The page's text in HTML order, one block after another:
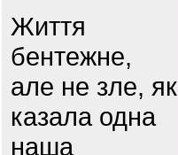
Життя
бентежне,
але не зле, як
казала одна
наша